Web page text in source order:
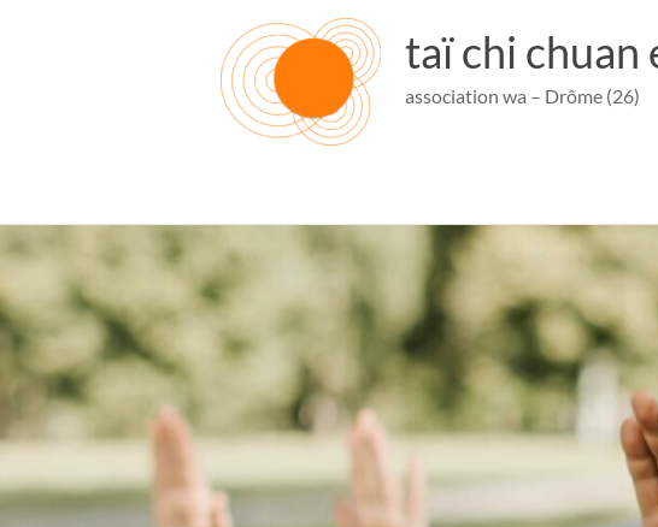
taï chi chuan
association wa – Drôme (26)